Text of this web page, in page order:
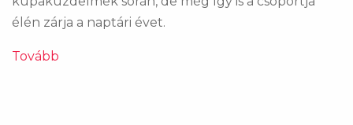
élén zárja a naptári évet.
Tovább